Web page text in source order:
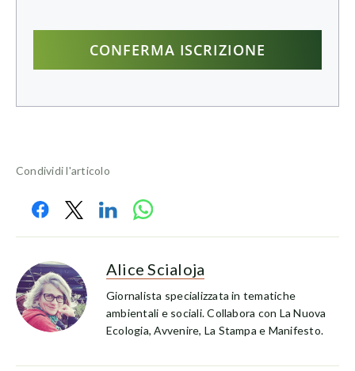
Condividi l'articolo
Alice Scialoja
Giornalista specializzata in tematiche
ambientali e sociali. Collabora con La Nuova
Ecologia, Avvenire, La Stampa e Manifesto.